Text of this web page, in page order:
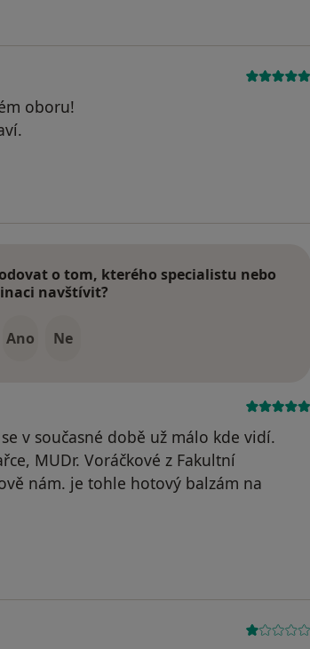
oboru!
účet byl odstraněn
o tom, kterého specialistu nebo
navštívit?
Ano Ne
v současné době už málo kde vidí.
MUDr. Voráčkové z Fakultní
nám. je tohle hotový balzám na
byl odstraněn